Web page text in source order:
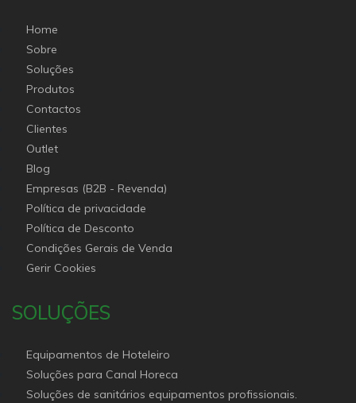
Home
Sobre
Soluções
Produtos
Contactos
Clientes
Outlet
Blog
Empresas (B2B - Revenda)
Política de privacidade
Política de Desconto
Condições Gerais de Venda
Gerir Cookies
SOLUÇÕES
Equipamentos de Hoteleiro
Soluções para Canal Horeca
Soluções de sanitários equipamentos profissionais.